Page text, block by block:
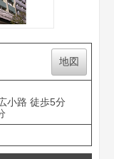
地図
小路 徒歩5分